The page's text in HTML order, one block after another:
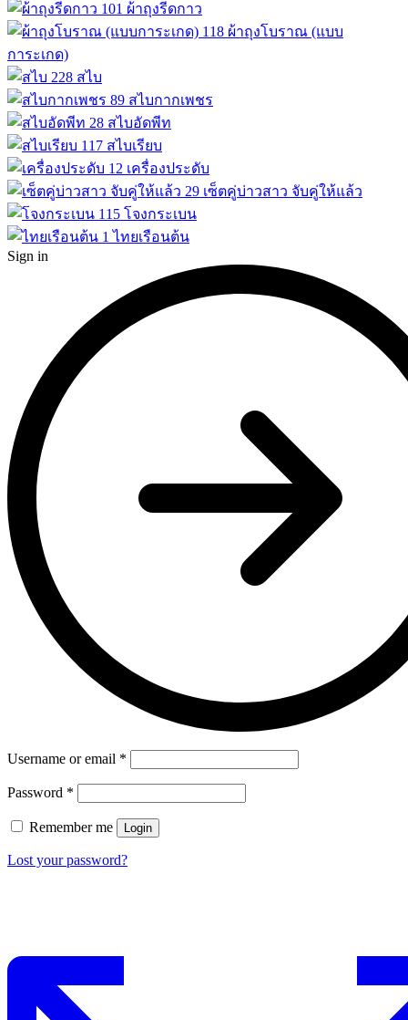
101 ผ้าถุงรีดกาว
118 ผ้าถุงโบราณ (แบบ
การะเกด)
228 สไบ
89 สไบกากเพชร
28 สไบอัดพีท
117 สไบเรียบ
12 เครื่องประดับ
29 เซ็ตคู่บ่าวสาว จับคู่ให้แล้ว
115 โจงกระเบน
1 ไทยเรือนต้น
Sign in
Username or email *
Password *
Remember me Login
Lost your password?